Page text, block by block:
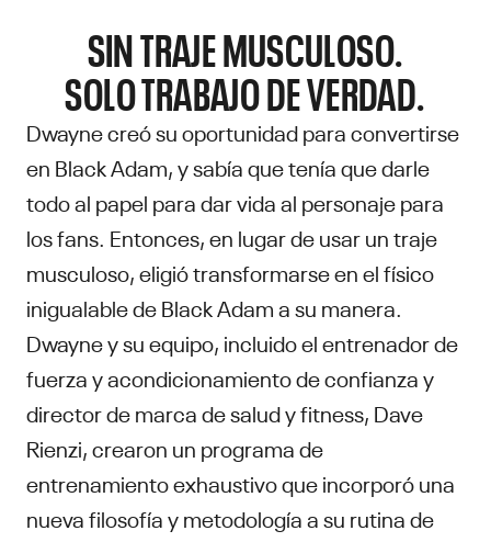
SIN TRAJE MUSCULOSO.
SOLO TRABAJO DE VERDAD.
Dwayne creó su oportunidad para convertirse
en Black Adam, y sabía que tenía que darle
todo al papel para dar vida al personaje para
los fans. Entonces, en lugar de usar un traje
musculoso, eligió transformarse en el físico
inigualable de Black Adam a su manera.
Dwayne y su equipo, incluido el entrenador de
fuerza y acondicionamiento de confianza y
director de marca de salud y fitness, Dave
Rienzi, crearon un programa de
entrenamiento exhaustivo que incorporó una
nueva filosofía y metodología a su rutina de